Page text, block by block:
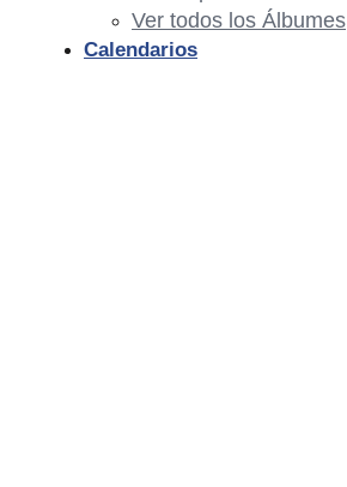
Ver todos los Álbumes
Calendarios